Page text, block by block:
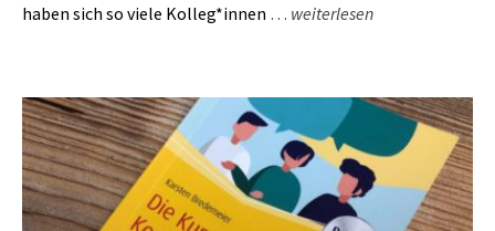
haben sich so viele Kolleg*innen … weiterlesen